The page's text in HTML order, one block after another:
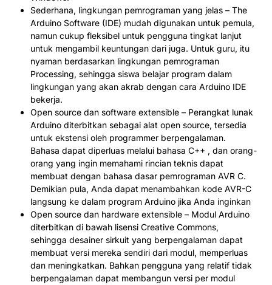
Sederhana, lingkungan pemrograman yang jelas – The
Arduino Software (IDE) mudah digunakan untuk pemula,
namun cukup fleksibel untuk pengguna tingkat lanjut
untuk mengambil keuntungan dari juga. Untuk guru, itu
nyaman berdasarkan lingkungan pemrograman
Processing, sehingga siswa belajar program dalam
lingkungan yang akan akrab dengan cara Arduino IDE
bekerja.
Open source dan software extensible – Perangkat lunak
Arduino diterbitkan sebagai alat open source, tersedia
untuk ekstensi oleh programmer berpengalaman.
Bahasa dapat diperluas melalui bahasa C++ , dan orang-
orang yang ingin memahami rincian teknis dapat
membuat dengan bahasa dasar pemrograman AVR C.
Demikian pula, Anda dapat menambahkan kode AVR-C
langsung ke dalam program Arduino jika Anda inginkan
Open source dan hardware extensible – Modul Arduino
diterbitkan di bawah lisensi Creative Commons,
sehingga desainer sirkuit yang berpengalaman dapat
membuat versi mereka sendiri dari modul, memperluas
dan meningkatkan. Bahkan pengguna yang relatif tidak
berpengalaman dapat membangun versi per modul